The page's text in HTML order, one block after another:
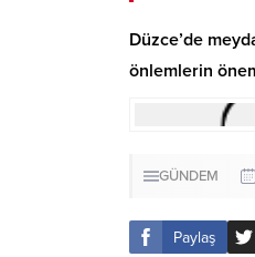
Düzce’de
önlemlerin
GÜNDEM
Paylaş